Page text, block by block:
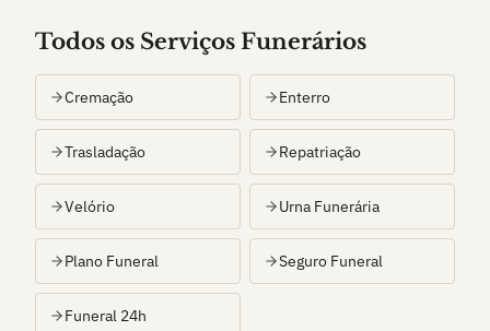
Todos os Serviços Funerários
Cremação Enterro
Trasladação Repatriação
Velório Urna Funerária
Plano Funeral Seguro Funeral
Funeral 24h